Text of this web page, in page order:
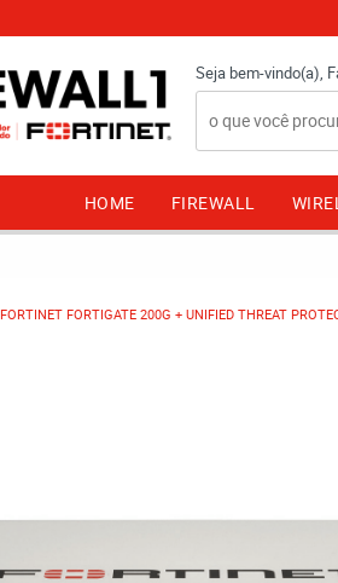
Seja bem-vindo(a),
HOME FIREWALL
FORTINET FORTIGATE 200G + UNIFIED THREAT